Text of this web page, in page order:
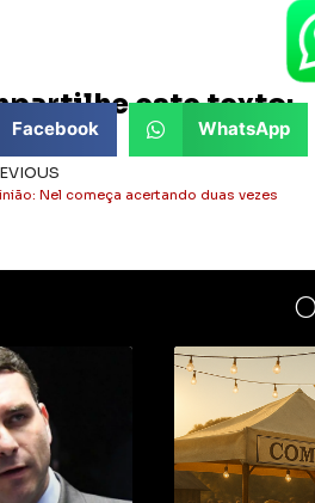
este texto:
Facebook WhatsApp
Nel começa acertando duas vezes